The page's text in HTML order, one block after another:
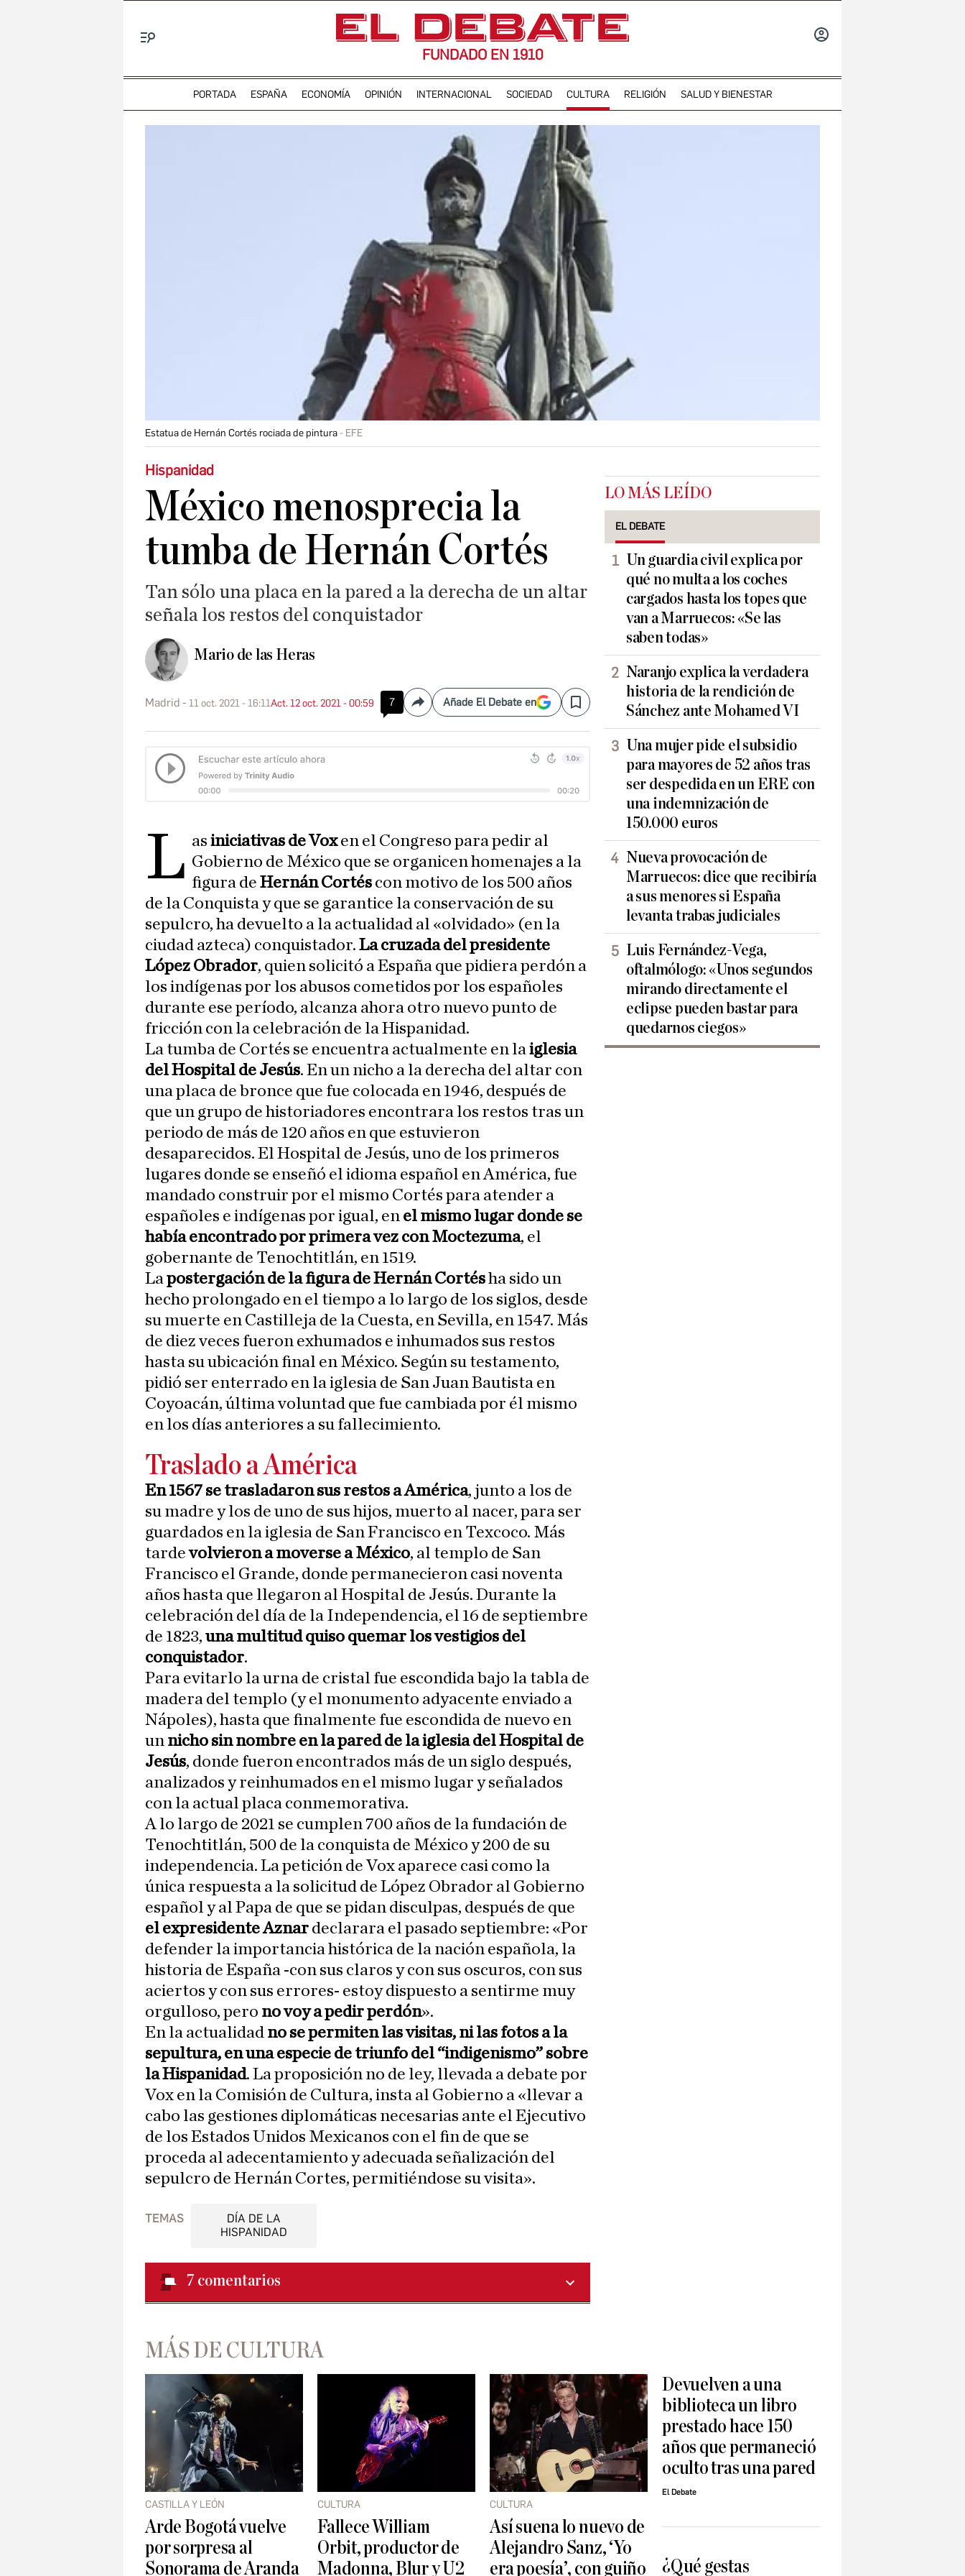
FUNDADO EN 1910
PORTADA ESPAÑA ECONOMÍA OPINIÓN INTERNACIONAL SOCIEDAD CULTURA RELIGIÓN SALUD Y BIENESTAR
Estatua de Hernán Cortés rociada de pintura EFE
Hispanidad
México menosprecia la
tumba de Hernán Cortés
Tan sólo una placa en la pared a la derecha de un altar
señala los restos del conquistador
Mario de las Heras
Madrid 11 oct. 2021 - 16:11Act. 12 oct. 2021 - 00:59 7 CompartirAñade El Debate en Save
L asiniciativas de Voxen el Congreso para pedir al
Gobierno de México que se organicen homenajes a la
figura deHernán Cortés con motivo de los 500 años
de la Conquista y que se garantice la conservación de su
sepulcro, ha devuelto a la actualidad al «olvidado» (en la
ciudad azteca) conquistador. La cruzada del presidente
López Obrador, quien solicitó a España que pidiera perdón a
los indígenas por los abusos cometidos por los españoles
durante ese período, alcanza ahora otro nuevo punto de
fricción con la celebración de la Hispanidad.
La tumba de Cortés se encuentra actualmente en laiglesia
del Hospital de Jesús. En un nicho a la derecha del altar con
una placa de bronce que fue colocada en 1946, después de
que un grupo de historiadores encontrara los restos tras un
periodo de más de 120 años en que estuvieron
desaparecidos. El Hospital de Jesús, uno de los primeros
lugares donde se enseñó el idioma español en América, fue
mandado construir por el mismo Cortés para atender a
españoles e indígenas por igual, en el mismo lugar donde se
había encontrado por primera vez con Moctezuma, el
gobernante de Tenochtitlán, en 1519.
Lapostergación de la figura de Hernán Cortésha sido un
hecho prolongado en el tiempo a lo largo de los siglos, desde
su muerte en Castilleja de la Cuesta, en Sevilla, en 1547. Más
de diez veces fueron exhumados e inhumados sus restos
hasta su ubicación final en México. Según su testamento,
pidió ser enterrado en la iglesia de San Juan Bautista en
Coyoacán, última voluntad que fue cambiada por él mismo
en los días anteriores a su fallecimiento.
Traslado a América
En 1567 se trasladaron sus restos a América, junto a los de
su madre y los de uno de sus hijos, muerto al nacer, para ser
guardados en la iglesia de San Francisco en Texcoco. Más
tardevolvieron a moverse a México, al templo de San
Francisco el Grande, donde permanecieron casi noventa
años hasta que llegaron al Hospital de Jesús. Durante la
celebración del día de la Independencia, el 16 de septiembre
de 1823, una multitud quiso quemar los vestigios del
conquistador.
Para evitarlo la urna de cristal fue escondida bajo la tabla de
madera del templo (y el monumento adyacente enviado a
Nápoles), hasta que finalmente fue escondida de nuevo en
un nicho sin nombre en la pared de la iglesia del Hospital de
Jesús, donde fueron encontrados más de un siglo después,
analizados y reinhumados en el mismo lugar y señalados
con la actual placa conmemorativa.
A lo largo de 2021 se cumplen 700 años de la fundación de
Tenochtitlán, 500 de la conquista de México y 200 de su
independencia. La petición de Vox aparece casi como la
única respuesta a la solicitud de López Obrador al Gobierno
español y al Papa de que se pidan disculpas, después de que
el expresidente Aznar declarara el pasado septiembre: «Por
defender la importancia histórica de la nación española, la
historia de España -con sus claros y con sus oscuros, con sus
aciertos y con sus errores- estoy dispuesto a sentirme muy
orgulloso, pero no voy a pedir perdón».
En la actualidad no se permiten las visitas, ni las fotos a la
sepultura, en una especie de triunfo del “indigenismo” sobre
la Hispanidad. La proposición no de ley, llevada a debate por
Vox en la Comisión de Cultura, insta al Gobierno a «llevar a
cabo las gestiones diplomáticas necesarias ante el Ejecutivo
de los Estados Unidos Mexicanos con el fin de que se
proceda al adecentamiento y adecuada señalización del
sepulcro de Hernán Cortes, permitiéndose su visita».
TEMAS
DÍA DE LA
HISPANIDAD
7 comentarios
LO MÁS LEÍDO
EL DEBATE
Un guardia civil explica por
qué no multa a los coches
cargados hasta los topes que
van a Marruecos: «Se las
saben todas»
Naranjo explica la verdadera
historia de la rendición de
Sánchez ante Mohamed VI
Una mujer pide el subsidio
para mayores de 52 años tras
ser despedida en un ERE con
una indemnización de
150.000 euros
Nueva provocación de
Marruecos: dice que recibiría
a sus menores si España
levanta trabas judiciales
Luis Fernández-Vega,
oftalmólogo: «Unos segundos
mirando directamente el
eclipse pueden bastar para
quedarnos ciegos»
MÁS DE CULTURA
CASTILLA Y LEÓN
Arde Bogotá vuelve
por sorpresa al
Sonorama de Aranda
CULTURA
Fallece William
Orbit, productor de
Madonna, Blur y U2
CULTURA
Así suena lo nuevo de
Alejandro Sanz, ‘Yo
era poesía’, con guiño
Devuelven a una
biblioteca un libro
prestado hace 150
años que permaneció
oculto tras una pared
El Debate
¿Qué gestas